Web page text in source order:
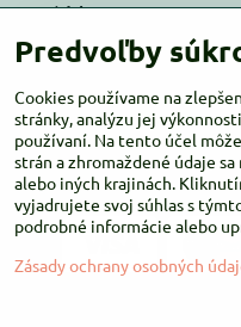
Prevádzka:
Administratívna budova PD
Otváracie hodiny:PO-ŠT
PIA-NE
Predvoľby
Cookies používame na
stránky, analýzu jej
používaní. Na tento účel
strán a zhromaždené údaje
alebo iných krajinách.
vyjadrujete svoj súhlas s
podrobné informácie alebo
Zásady ochrany osobných